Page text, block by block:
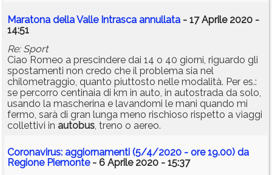
Maratona della Valle Intrasca annullata - 17 Aprile 2020 -
14:51
Re: Sport
Ciao Romeo a prescindere dai 14 o 40 giorni, riguardo gli
spostamenti non credo che il problema sia nel
chilometraggio, quanto piuttosto nelle modalità. Per es.:
se percorro centinaia di km in auto, in autostrada da solo,
usando la mascherina e lavandomi le mani quando mi
fermo, sarà di gran lunga meno rischioso rispetto a viaggi
collettivi in autobus, treno o aereo.
Coronavirus: aggiornamenti (5/4/2020 - ore 19.00) da
Regione Piemonte- 6 Aprile 2020 - 15:37